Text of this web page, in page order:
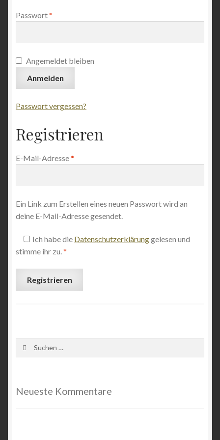
Dorsten-Wulfen, Barkenberger Zentrum
Lüdenscheid, Erlöserkirche
Mein Konto
Münster, Ev. Erlöserkirche
Oerlinghausen, Ev. Alexanderkirche
Orgelsachverständiger
Versand & Lieferung
Widerruf für digitale Inhalte
Passwort*
Angemeldet bleiben
Anmelden
Passwort vergessen?
Registrieren
E-Mail-Adresse*
Ein Link zum Erstellen eines neuen Passwort wird an
deine E-Mail-Adresse gesendet.
Ich habe die Datenschutzerklärunggelesen und
stimme ihr zu.*
Registrieren
Neueste Kommentare